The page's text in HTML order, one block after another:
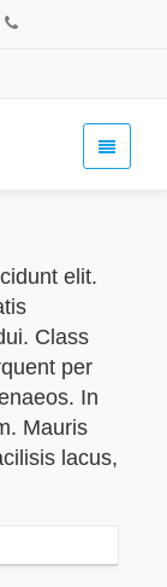
elit.
Class
per
In
Mauris
lacus,